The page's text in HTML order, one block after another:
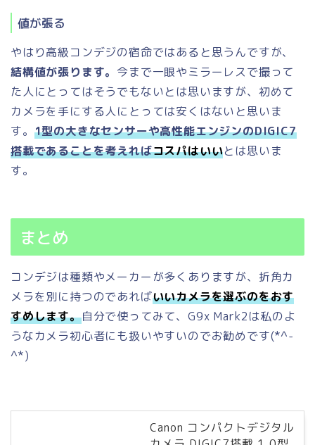
値が張る
やはり高級コンデジの宿命ではあると思うんですが、
結構値が張ります。 今まで一眼やミラーレスで撮って
た人にとってはそうでもないとは思いますが、初めて
カメラを手にする人にとっては安くはないと思いま
す。 1型の大きなセンサーや高性能エンジンのDIGIC7
搭載であることを考えればコスパはいいとは思いま
す。
まとめ
コンデジは種類やメーカーが多くありますが、折角カ
メラを別に持つのであればいいカメラを選ぶのをおす
すめします。自分で使ってみて、G9x Mark2は私のよ
うなカメラ初心者にも扱いやすいのでお勧めです(*^-
^*)
Canon コンパクトデジタル